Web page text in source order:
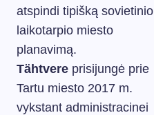
atspindi tipišką sovietinio
laikotarpio miesto
planavimą.
Tähtvere prisijungė prie
Tartu miesto 2017 m.
vykstant administracinei